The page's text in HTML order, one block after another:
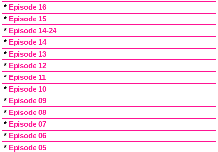
* Episode 16
* Episode 15
* Episode 14-24
* Episode 14
* Episode 13
* Episode 12
* Episode 11
* Episode 10
* Episode 09
* Episode 08
* Episode 07
* Episode 06
* Episode 05